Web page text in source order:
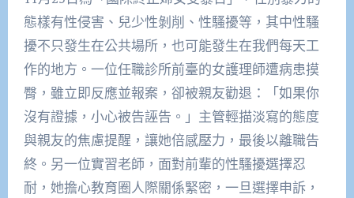
態樣有性侵害、兒少性剝削、性騷擾等，其中性騷
擾不只發生在公共場所，也可能發生在我們每天工
作的地方。一位任職診所前臺的女護理師遭病患摸
臀，雖立即反應並報案，卻被親友勸退：「如果你
沒有證據，小心被告誣告。」主管輕描淡寫的態度
與親友的焦慮提醒，讓她倍感壓力，最後以離職告
終。另一位實習老師，面對前輩的性騷擾選擇忍
耐，她擔心教育圈人際關係緊密，一旦選擇申訴，